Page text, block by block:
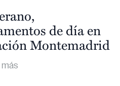
de día en
Montemadrid